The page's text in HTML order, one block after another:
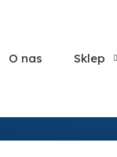
O nas Sklep